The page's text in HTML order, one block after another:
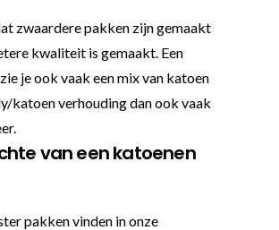
zwaardere pakken zijn gemaakt
kwaliteit is gemaakt. Een
je ook vaak een mix van katoen
katoen verhouding dan ook vaak
van een katoenen
pakken vinden in onze